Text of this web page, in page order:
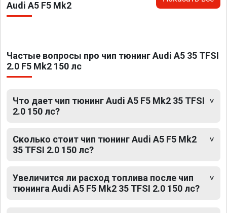
Audi A5 F5 Mk2
Частые вопросы про чип тюнинг Audi A5 35 TFSI
2.0 F5 Mk2 150 лс
Что дает чип тюнинг Audi A5 F5 Mk2 35 TFSI
2.0 150 лс?
Сколько стоит чип тюнинг Audi A5 F5 Mk2
35 TFSI 2.0 150 лс?
Увеличится ли расход топлива после чип
тюнинга Audi A5 F5 Mk2 35 TFSI 2.0 150 лс?